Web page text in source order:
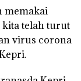
memakai
kita telah turut
virus corona